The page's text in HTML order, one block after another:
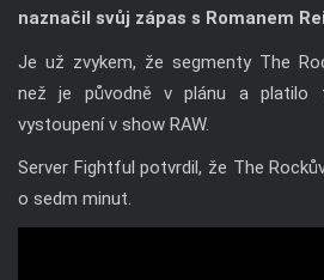
naznačil svůj zápas s Romanem
Je už zvykem, že segmenty The
než je původně v plánu a platilo
vystoupení v show RAW.
Server Fightful potvrdil, že The
o sedm minut.